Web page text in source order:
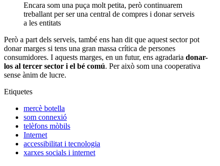
Encara som una puça molt petita, però continuarem
treballant per ser una central de compres i donar serveis
a les entitats
Però a part dels serveis, també ens han dit que aquest sector pot
donar marges si tens una gran massa crítica de persones
consumidores. I aquests marges, en un futur, ens agradaria donar-
los al tercer sector i el bé comú. Per això som una cooperativa
sense ànim de lucre.
Etiquetes
mercè botella
som connexió
telèfons mòbils
Internet
accessibilitat i tecnologia
xarxes socials i internet